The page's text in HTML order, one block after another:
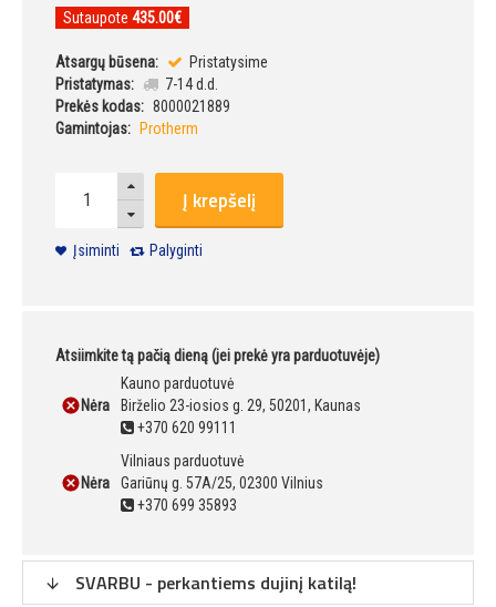
Sutaupote 435.00€
Atsargų būsena:
Pristatysime
Pristatymas:
7-14 d.d.
Prekės kodas: 8000021889
Gamintojas:
Protherm
Į krepšelį
Įsiminti Palyginti
Atsiimkite tą pačią dieną (jei prekė yra parduotuvėje)
Nėra
Kauno parduotuvė
Birželio 23-iosios g. 29, 50201, Kaunas
+370 620 99111
Nėra
Vilniaus parduotuvė
Gariūnų g. 57A/25, 02300 Vilnius
+370 699 35893
SVARBU - perkantiems dujinį katilą!